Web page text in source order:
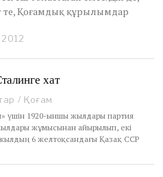
те, Қоғамдық құрылымдар
2
6
,
2
1
хат
/ Қоғам
үшін 1920-ыншы жылдары партия
жұмысынан айырылып, екі
6 желтоқсандағы Қазақ ССР